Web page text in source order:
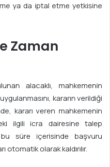
ya da iptal etme yetkisine
Zaman
alacaklı, mahkemenin
kararın verildiği
kararı veren mahkemenin
ilgili icra dairesine talep
süre içerisinde başvuru
otomatik olarak kaldırılır.